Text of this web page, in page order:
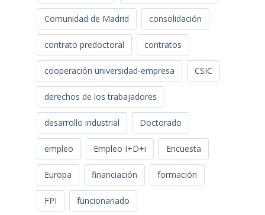
Comunidad de Madrid consolidación
contrato predoctoral contratos
cooperación universidad-empresa CSIC
derechos de los trabajadores
desarrollo industrial Doctorado
empleo Empleo I+D+i Encuesta
Europa financiación formación
FPI funcionariado